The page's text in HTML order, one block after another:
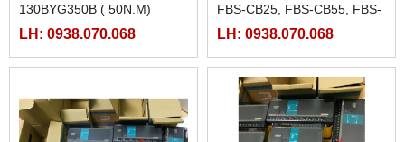
130BYG350B ( 50N.M)
LH: 0938.070.068
FBS-CB25, FBS-CB55, FBS-
CB2, FBS-CB5
LH: 0938.070.068